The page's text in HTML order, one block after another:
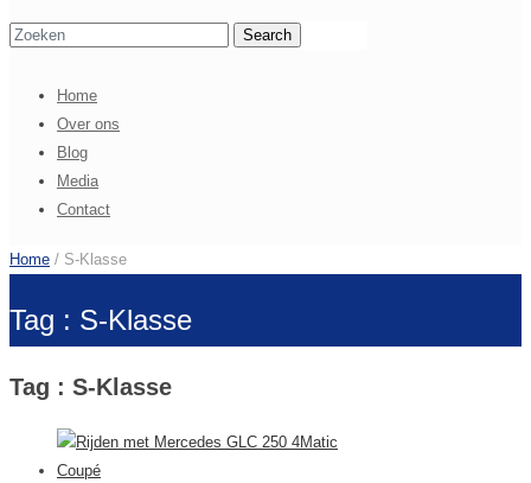
Home
Over ons
Blog
Media
Contact
Home / S-Klasse
Tag : S-Klasse
Tag : S-Klasse